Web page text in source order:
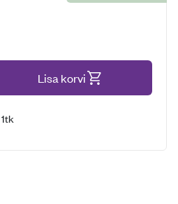
Lisa korvi
1tk